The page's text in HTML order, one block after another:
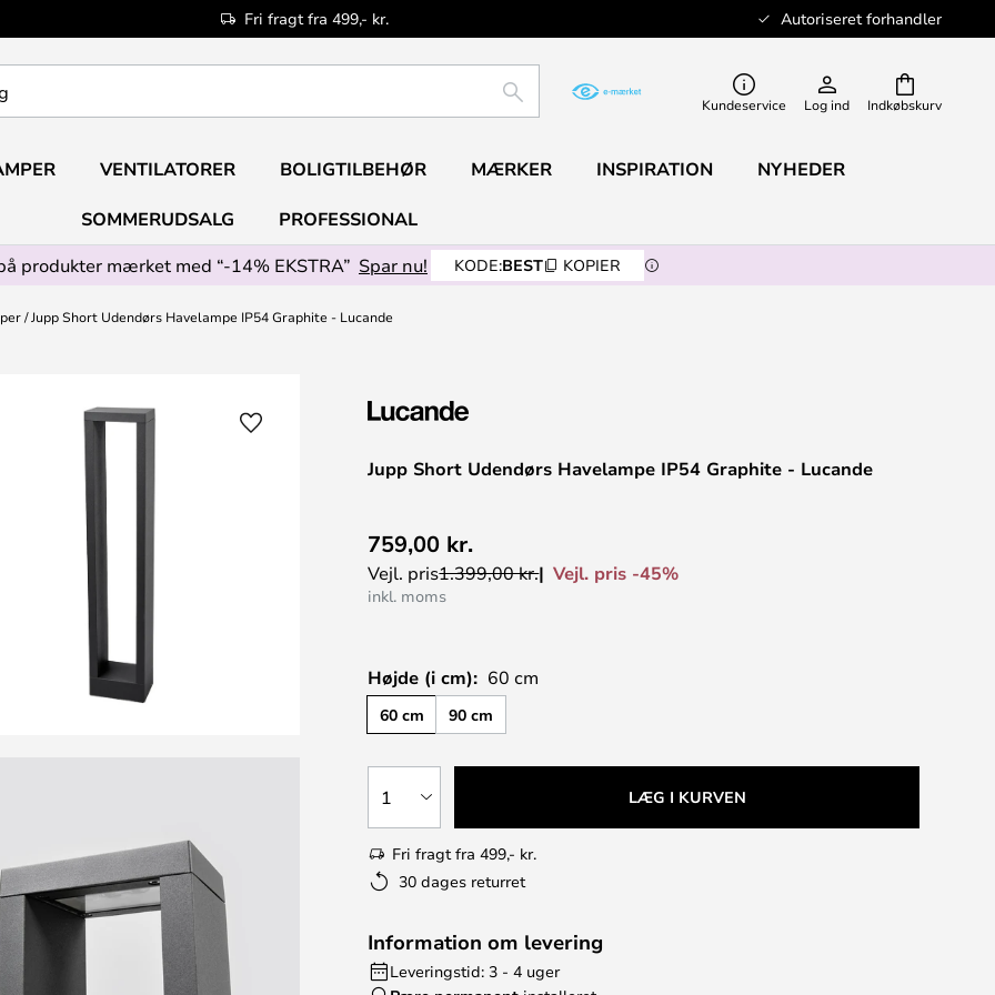
Fri fragt fra 499,- kr. Autoriseret forhandler
Indkøbskurv
SØG Kundeservice Log ind
VENTILATORER BOLIGTILBEHØR MÆRKER INSPIRATION NYHEDER
SOMMERUDSALG
PROFESSIONAL
produkter mærket med “-14% EKSTRA” Spar nu! KODE:BEST KOPIER
Jupp Short Udendørs Havelampe IP54 Graphite - Lucande
Jupp Short Udendørs Havelampe IP54 Graphite - Lucande
759,00 kr.
Vejl. pris1.399,00 kr. Vejl. pris -45%
inkl. moms
Højde (i cm): 60 cm
60 cm 90 cm
1 LÆG I KURVEN
Fri fragt fra 499,- kr.
30 dages returret
Information om levering
Leveringstid: 3 - 4 uger